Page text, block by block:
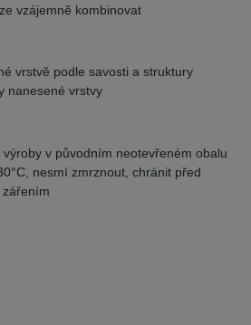
vzájemně kombinovat
vrstvě podle savosti a struktury
nanesené vrstvy
v původním neotevřeném obalu
nesmí zmrznout, chránit před